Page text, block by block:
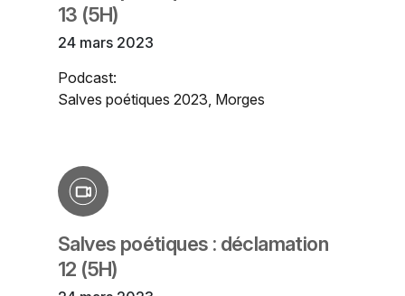
13 (5H)
24 mars 2023
Podcast:
Salves poétiques 2023, Morges
Salves poétiques : déclamation
12 (5H)